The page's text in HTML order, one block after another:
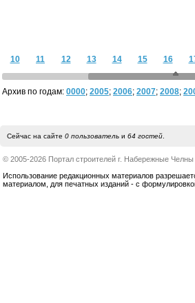
10 11 12 13 14 15 16
Архив по годам: 0000; 2005; 2006; 2007; 2008;
Сейчас на сайте 0 пользовательи 64 гостей.
© 2005-2026 Портал строителей г. Набережные
Использование редакционных материалов
материалом, для печатных изданий - с